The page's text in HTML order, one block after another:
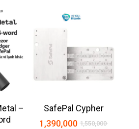
–
SafePal Cypher
1,550,000
1,390,000